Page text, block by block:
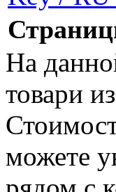
На
товари
можете